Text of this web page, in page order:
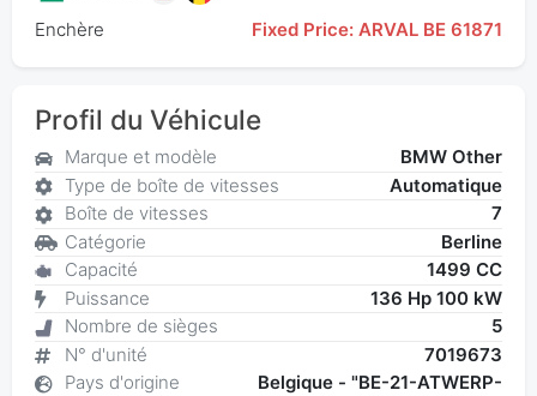
Enchère Fixed Price: ARVAL BE 61871
Profil du Véhicule
Marque et modèle
BMW Other
Type de boîte de vitesses
Automatique
Boîte de vitesses
7
Catégorie
Berline
Capacité
1499 CC
Puissance
136 Hp 100 kW
Nombre de sièges
5
N° d'unité
7019673
Pays d'origine
Belgique - "BE-21-ATWERP-